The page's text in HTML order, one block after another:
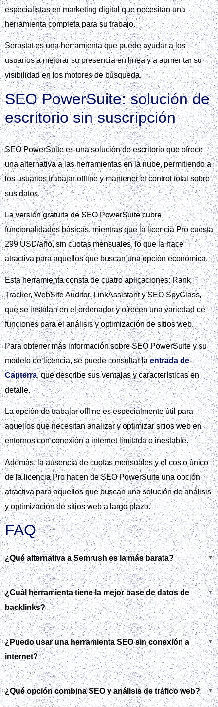
especialistas en marketing digital que necesitan una
herramienta completa para su trabajo.
Serpstat es una herramienta que puede ayudar a los
usuarios a mejorar su presencia en línea y a aumentar su
visibilidad en los motores de búsqueda.
SEO PowerSuite: solución de
escritorio sin suscripción
SEO PowerSuite es una solución de escritorio que ofrece
una alternativa a las herramientas en la nube, permitiendo a
los usuarios trabajar offline y mantener el control total sobre
sus datos.
La versión gratuita de SEO PowerSuite cubre
funcionalidades básicas, mientras que la licencia Pro cuesta
299 USD/año, sin cuotas mensuales, lo que la hace
atractiva para aquellos que buscan una opción económica.
Esta herramienta consta de cuatro aplicaciones: Rank
Tracker, WebSite Auditor, LinkAssistant y SEO SpyGlass,
que se instalan en el ordenador y ofrecen una variedad de
funciones para el análisis y optimización de sitios web.
Para obtener más información sobre SEO PowerSuite y su
modelo de licencia, se puede consultar laentrada de
Capterra, que describe sus ventajas y características en
detalle.
La opción de trabajar offline es especialmente útil para
aquellos que necesitan analizar y optimizar sitios web en
entornos con conexión a internet limitada o inestable.
Además, la ausencia de cuotas mensuales y el costo único
de la licencia Pro hacen de SEO PowerSuite una opción
atractiva para aquellos que buscan una solución de análisis
y optimización de sitios web a largo plazo.
FAQ
¿Qué alternativa a Semrush es la más barata?
¿Cuál herramienta tiene la mejor base de datos de
backlinks?
¿Puedo usar una herramienta SEO sin conexión a
internet?
¿Qué opción combina SEO y análisis de tráfico web?